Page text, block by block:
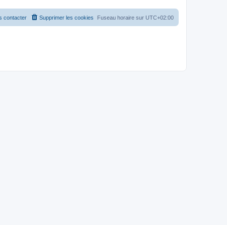
Fuseau horaire sur UTC+02:00
Supprimer les cookies
contacter